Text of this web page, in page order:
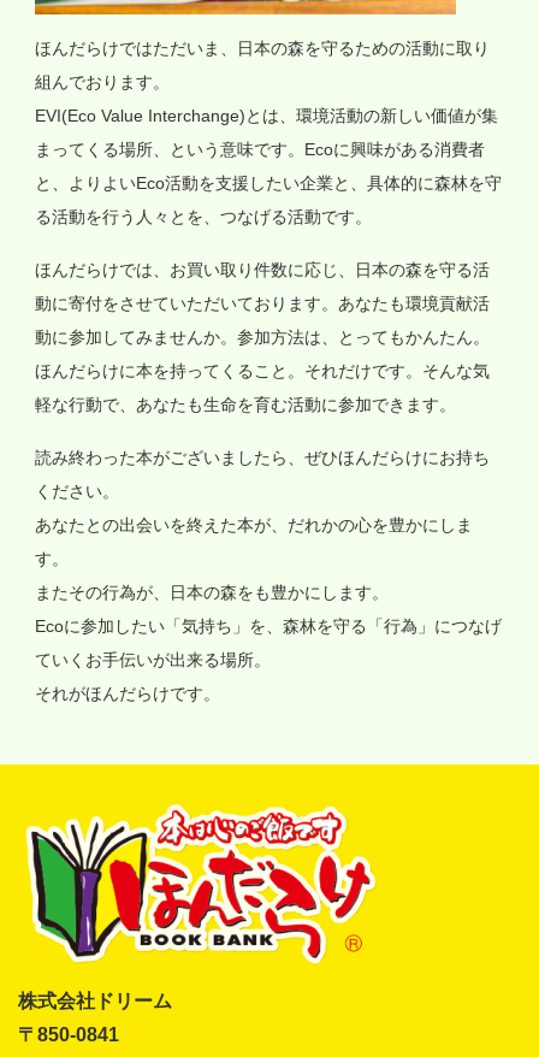
ほんだらけではただいま、日本の森を守るための活動に取り
組んでおります。
EVI(Eco Value Interchange)とは、環境活動の新しい価値が集
まってくる場所、という意味です。Ecoに興味がある消費者
と、よりよいEco活動を支援したい企業と、具体的に森林を守
る活動を行う人々とを、つなげる活動です。
ほんだらけでは、お買い取り件数に応じ、日本の森を守る活
動に寄付をさせていただいております。あなたも環境貢献活
動に参加してみませんか。参加方法は、とってもかんたん。
ほんだらけに本を持ってくること。それだけです。そんな気
軽な行動で、あなたも生命を育む活動に参加できます。
読み終わった本がございましたら、ぜひほんだらけにお持ち
ください。
あなたとの出会いを終えた本が、だれかの心を豊かにしま
す。
またその行為が、日本の森をも豊かにします。
Ecoに参加したい「気持ち」を、森林を守る「行為」につなげ
ていくお手伝いが出来る場所。
それがほんだらけです。
株式会社ドリーム
〒850-0841